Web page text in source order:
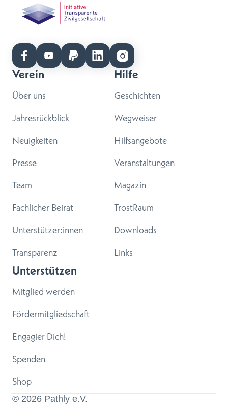
Verein
Über uns
Jahresrückblick
Neuigkeiten
Presse
Team
Fachlicher Beirat
Unterstützer:innen
Transparenz
Hilfe
Geschichten
Wegweiser
Hilfsangebote
Veranstaltungen
Magazin
TrostRaum
Downloads
Links
Unterstützen
Mitglied werden
Fördermitgliedschaft
Engagier Dich!
Spenden
Shop
© 2026 Pathly e.V.